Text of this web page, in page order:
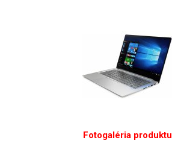
Fotogaléria produktu